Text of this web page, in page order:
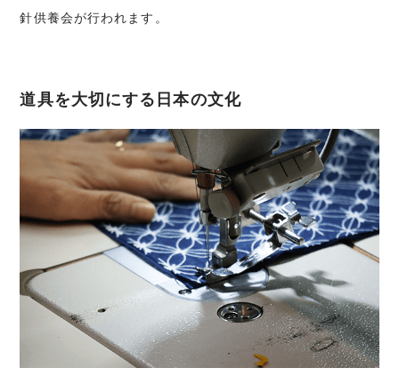
針供養会が行われます。
道具を大切にする日本の文化